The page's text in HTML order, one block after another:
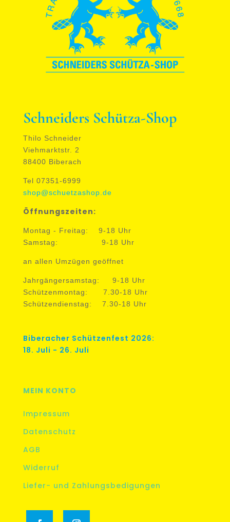
Schneiders Schütza-Shop
Thilo Schneider
Viehmarktstr. 2
88400 Biberach
Tel 07351-6999
shop@schuetzashop.de
Öffnungszeiten:
Montag - Freitag: 9-18 Uhr
Samstag: 9-18 Uhr
an allen Umzügen geöffnet
Jahrgängersamstag: 9-18 Uhr
Schützenmontag: 7.30-18 Uhr
Schützendienstag: 7.30-18 Uhr
Biberacher Schützenfest 2026:
18. Juli - 26. Juli
MEIN KONTO
Impressum
Datenschutz
AGB
Widerruf
Liefer- und Zahlungsbedigungen